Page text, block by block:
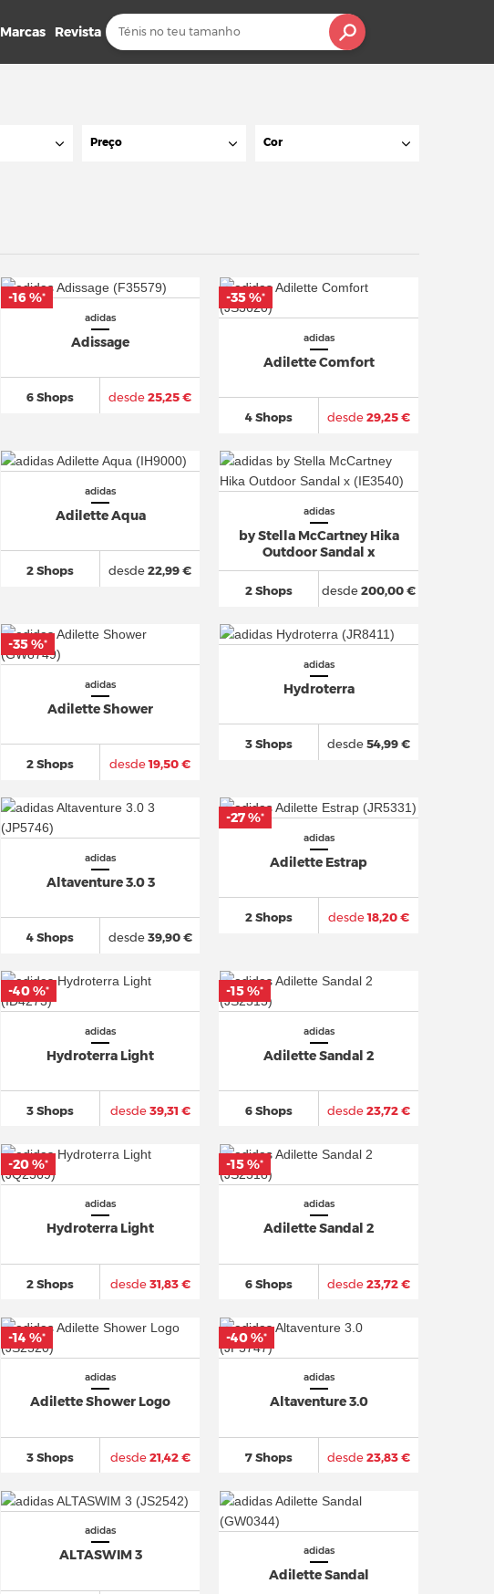
Marcas Revista
Preço Cor
adidas
Adissage
6 Shops desde25,25 €
-16 %*
adidas
Adilette Comfort
4 Shops desde29,25 €
-35 %*
adidas
Adilette Aqua
2 Shops desde22,99 €
adidas
by Stella McCartney Hika
Outdoor Sandal x
2 Shops desde200,00 €
adidas
Adilette Shower
2 Shops desde19,50 €
-35 %*
adidas
Hydroterra
3 Shops desde54,99 €
adidas
Altaventure 3.0 3
4 Shops desde39,90 €
adidas
Adilette Estrap
2 Shops desde18,20 €
-27 %*
adidas
Hydroterra Light
3 Shops desde39,31 €
-40 %*
adidas
Adilette Sandal 2
6 Shops desde23,72 €
-15 %*
adidas
Hydroterra Light
2 Shops desde31,83 €
-20 %*
adidas
Adilette Sandal 2
6 Shops desde23,72 €
-15 %*
adidas
Adilette Shower Logo
3 Shops desde21,42 €
-14 %*
adidas
Altaventure 3.0
7 Shops desde23,83 €
-40 %*
adidas
ALTASWIM 3 adidas
Adilette Sandal